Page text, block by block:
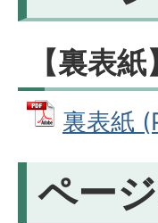
【裏表紙】
裏表紙
ペー